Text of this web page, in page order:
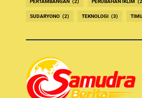
PERTAMBANGAN (2) PERUBAHAN IKLIM
SUDARYONO (2) TEKNOLOGI (3)